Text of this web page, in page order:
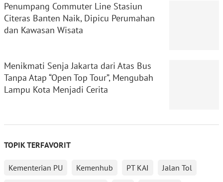
Penumpang Commuter Line Stasiun
Citeras Banten Naik, Dipicu Perumahan
dan Kawasan Wisata
Menikmati Senja Jakarta dari Atas Bus
Tanpa Atap “Open Top Tour”, Mengubah
Lampu Kota Menjadi Cerita
TOPIK TERFAVORIT
Kementerian PU Kemenhub PT KAI
Jalan Tol